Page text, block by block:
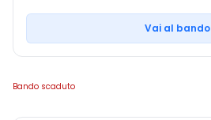
Vai al bando
Bando scaduto